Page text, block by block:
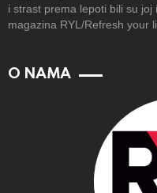
i strast prema lepoti bili su
magazina RYL/Refresh your
O NAMA